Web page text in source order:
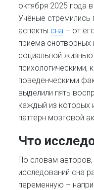
октября 2025 года
Учёные стремились
аспекты сна – от
приёма снотворных
социальной
психологическими,
поведенческими
выделили пять
каждый из которых
паттерн мозговой
Что
По словам
исследований сна
переменную –